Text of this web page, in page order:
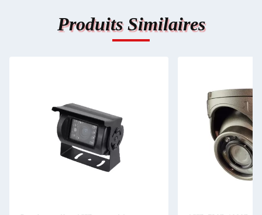
Produits Similaires